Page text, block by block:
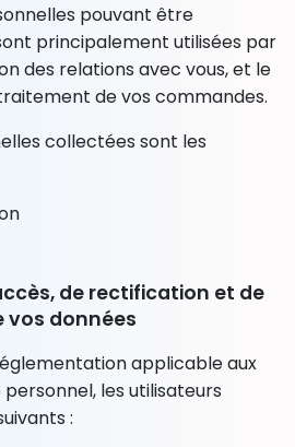
pouvant être
principalement utilisées par
des relations avec vous, et le
de vos commandes.
collectées sont les
de rectification et de
vos données
applicable aux
les utilisateurs
: